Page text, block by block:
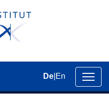
De En